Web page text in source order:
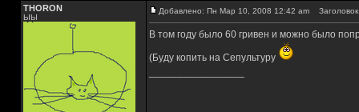
THORON
ЫЫ
Добавлено: Пн Мар 10, 2008 12:42 am
В том году было 60 гривен и можно было
(Буду копить на Сепультуру